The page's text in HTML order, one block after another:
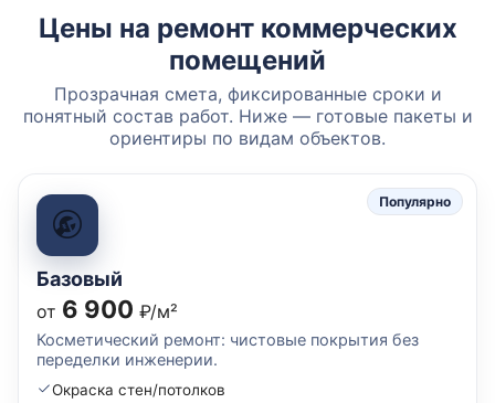
Цены на ремонт коммерческих
помещений
Прозрачная смета, фиксированные сроки и
понятный состав работ. Ниже — готовые пакеты и
ориентиры по видам объектов.
Популярно
Базовый
от 6 900 ₽/м²
Косметический ремонт: чистовые покрытия без
переделки инженерии.
Окраска стен/потолков